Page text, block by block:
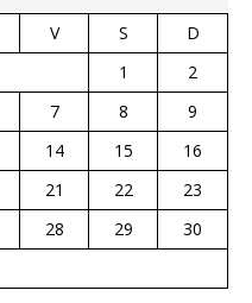
V S
D
1
2
7 8
9
14 15
16
21 22
23
28 29
30